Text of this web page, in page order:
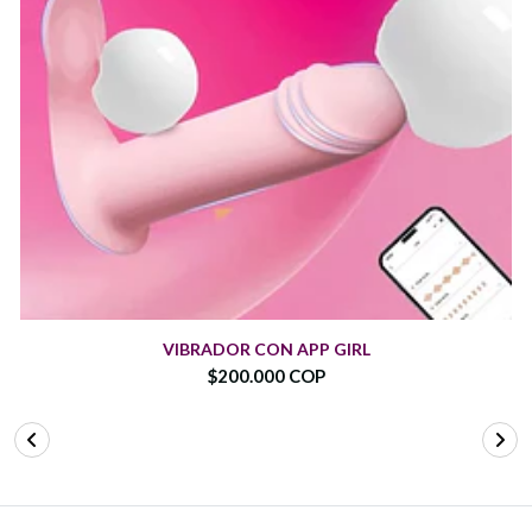
VIBRADOR CON APP GIRL
$200.000 COP